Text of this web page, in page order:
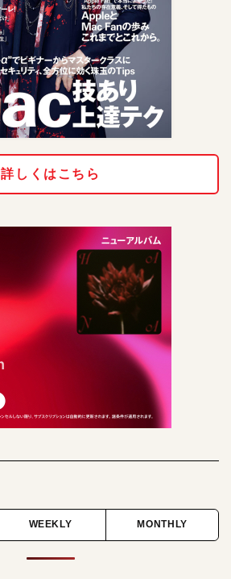
詳しくはこちら
WEEKLY MONTHLY